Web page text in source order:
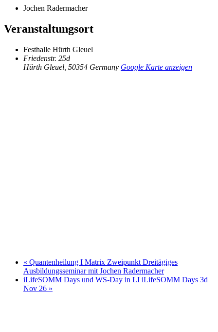
Jochen Radermacher
Veranstaltungsort
Festhalle Hürth Gleuel
Friedenstr. 25d
Hürth Gleuel 50354 Germany Google Karte anzeigen
« Quantenheilung I Matrix Zweipunkt Dreitägiges
Ausbildungsseminar mit Jochen Radermacher
iLifeSOMM Days und WS-Day in LI iLifeSOMM Days 3d
Nov 26 »